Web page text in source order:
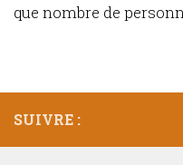
que nombre de
SUIVRE :